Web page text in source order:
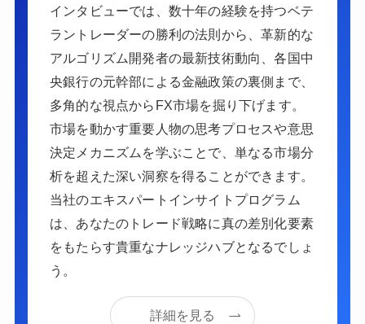
インタビューでは、数十年の経験を持つベテ
ラントレーダーの勝利の法則から、革新的な
アルゴリズム開発者の最新技術動向、各国中
央銀行の元幹部による金融政策の裏側まで、
多角的な視点からFX市場を掘り下げます。
市場を動かす重要人物の思考プロセスや意思
決定メカニズムを学ぶことで、単なる市場分
析を超えた深い洞察を得ることができます。
当社のエキスパートインサイトプログラム
は、あなたのトレード戦略に真の差別化要素
をもたらす貴重なナレッジハブとなるでしょ
う。
詳細を見る